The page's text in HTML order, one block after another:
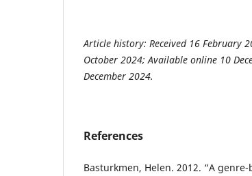
Article history: Received 16 February
October 2024; Available online 10
December 2024.
References
Basturkmen, Helen. 2012. “A